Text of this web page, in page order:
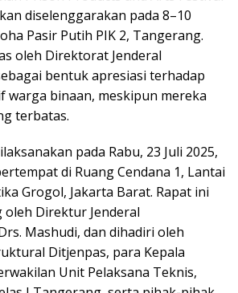
diselenggarakan pada 8–10
Pasir Putih PIK 2, Tangerang.
oleh Direktorat Jenderal
bentuk apresiasi terhadap
warga binaan, meskipun mereka
terbatas.
pada Rabu, 23 Juli 2025,
di Ruang Cendana 1, Lantai
Grogol, Jakarta Barat. Rapat ini
Direktur Jenderal
Mashudi, dan dihadiri oleh
Ditjenpas, para Kepala
Unit Pelaksana Teknis,